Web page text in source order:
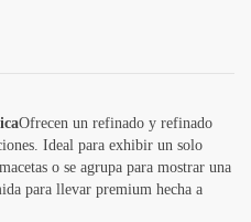
Ofrecen un refinado y refinado
Ideal para exhibir un solo
o se agrupa para mostrar una
para llevar premium hecha a